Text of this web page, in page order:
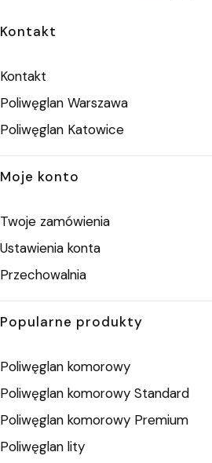
Linki w stopce
Kontakt
Kontakt
Poliwęglan Warszawa
Poliwęglan Katowice
Moje konto
Twoje zamówienia
Ustawienia konta
Przechowalnia
Popularne produkty
Poliwęglan komorowy
Poliwęglan komorowy Standard
Poliwęglan komorowy Premium
Poliwęglan lity